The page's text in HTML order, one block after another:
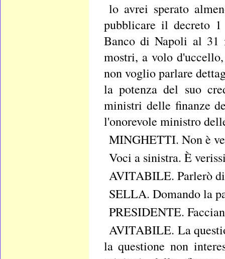
lo avrei sperato
pubblicare il decreto
Banco di Napoli al 31
mostri, a volo
non voglio parlare
la potenza del suo
ministri delle finanze
l'onorevole ministro
MINGHETTI. Non è
Voci a sinistra. È
AVITABILE. Parlerò
SELLA. Domando la
PRESIDENTE.
AVITABILE. La
la questione non